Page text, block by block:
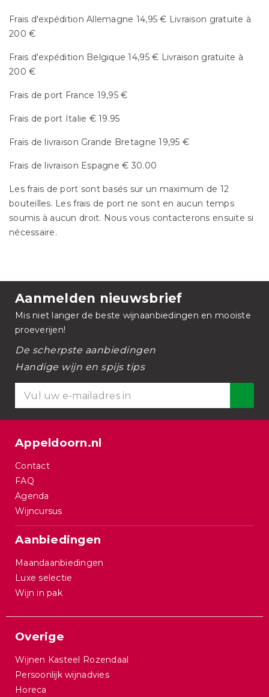
Frais d'expédition Allemagne 14,95 € Livraison gratuite à
200 €
Frais d'expédition Belgique 14,95 € Livraison gratuite à
200 €
Frais de port France 19,95 €
Frais de port Italie € 19.95
Frais de livraison Grande Bretagne 19,95 €
Frais de livraison Espagne € 30.00
Les frais de port sont basés sur un maximum de 12
bouteilles. Les frais de port ne sont en aucun temps
soumis à aucun droit. Nous vous contacterons ensuite si
nécessaire.
Aanmelden nieuwsbrief
Mis niet langer de beste wijnaanbiedingen en mooiste
proeverijen!
De scherpste aanbiedingen
Handige wijn en spijs tips
Appeldoorn.nl
Contact
FAQ
Agenda
Wijncursus
Aanbiedingen
Maandaanbiedingen
Luxe selectie
Wijn in pak
Overige
Wijnen Kasteel Rozendaal
Persoonlijk wijnadvies
Horeca